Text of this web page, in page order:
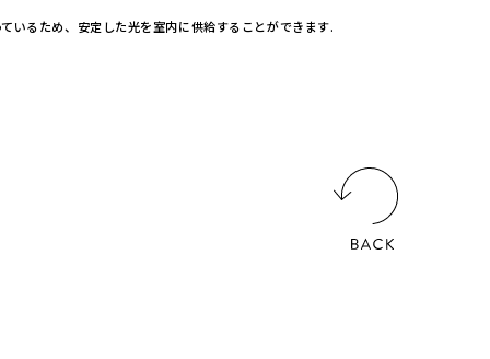
いるため、安定した光を室内に供給することができます.